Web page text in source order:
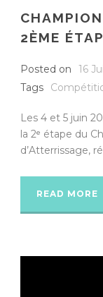
2ÈME
Posted on
16
Tags
Les 4 et 5 juin
la 2ᵉ étape du
d’Atterrissage,
READ MORE